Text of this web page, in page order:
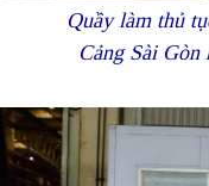
Quầy làm thủ
Cảng Sài